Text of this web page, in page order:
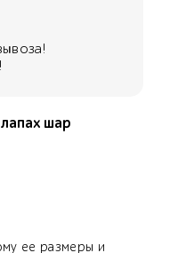
шар
ее размеры и